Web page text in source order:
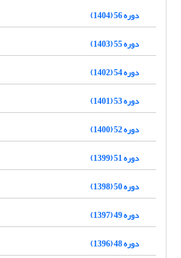
دوره 56 (1404)
دوره 55 (1403)
دوره 54 (1402)
دوره 53 (1401)
دوره 52 (1400)
دوره 51 (1399)
دوره 50 (1398)
دوره 49 (1397)
دوره 48 (1396)